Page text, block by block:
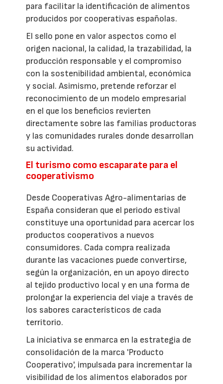
para facilitar la identificación de alimentos
producidos por cooperativas españolas.
El sello pone en valor aspectos como el
origen nacional, la calidad, la trazabilidad, la
producción responsable y el compromiso
con la sostenibilidad ambiental, económica
y social. Asimismo, pretende reforzar el
reconocimiento de un modelo empresarial
en el que los beneficios revierten
directamente sobre las familias productoras
y las comunidades rurales donde desarrollan
su actividad.
El turismo como escaparate para el
cooperativismo
Desde Cooperativas Agro-alimentarias de
España consideran que el periodo estival
constituye una oportunidad para acercar los
productos cooperativos a nuevos
consumidores. Cada compra realizada
durante las vacaciones puede convertirse,
según la organización, en un apoyo directo
al tejido productivo local y en una forma de
prolongar la experiencia del viaje a través de
los sabores característicos de cada
territorio.
La iniciativa se enmarca en la estrategia de
consolidación de la marca 'Producto
Cooperativo', impulsada para incrementar la
visibilidad de los alimentos elaborados por